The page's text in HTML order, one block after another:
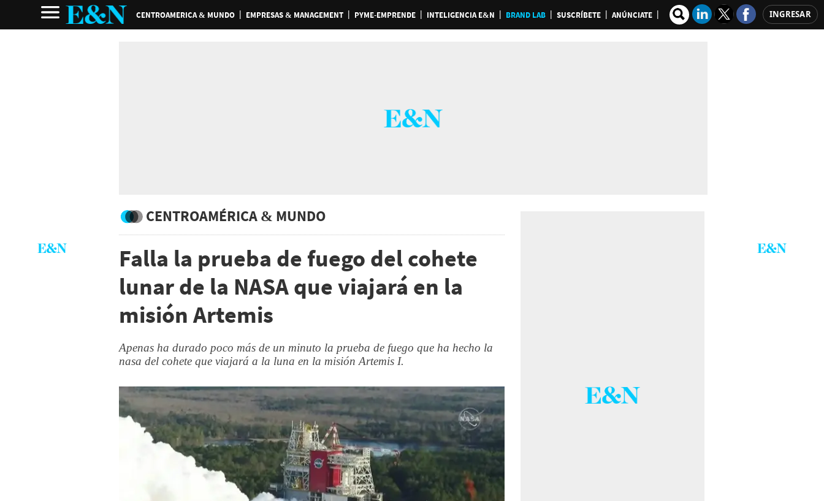
CENTROAMERICA & MUNDO EMPRESAS & MANAGEMENT PYME-EMPRENDE INTELIGENCIA E&N BRAND LAB SUSCRÍBETE ANÚNCIATE INGRESAR
CENTROAMÉRICA & MUNDO
Falla la prueba de fuego del cohete
lunar de la NASA que viajará en la
misión Artemis
Apenas ha durado poco más de un minuto la prueba de fuego que ha hecho la
nasa del cohete que viajará a la luna en la misión Artemis I.